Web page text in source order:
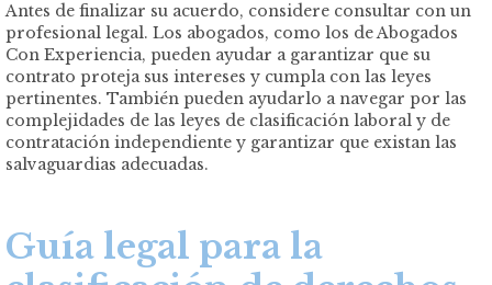
Antes de finalizar su acuerdo, considere consultar con un
profesional legal. Los abogados, como los de Abogados
Con Experiencia, pueden ayudar a garantizar que su
contrato proteja sus intereses y cumpla con las leyes
pertinentes. También pueden ayudarlo a navegar por las
complejidades de las leyes de clasificación laboral y de
contratación independiente y garantizar que existan las
salvaguardias adecuadas.
Guía legal para la